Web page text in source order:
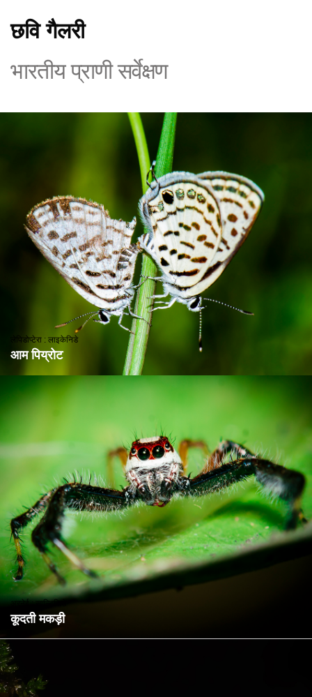
छवि गैलरी
भारतीय प्राणी सर्वेक्षण
लेपिडोप्टेरा : लाइकेनिडे
आम पिय्रोट
अरनेई : साल्टिसिडे
कूदती मकड़ी